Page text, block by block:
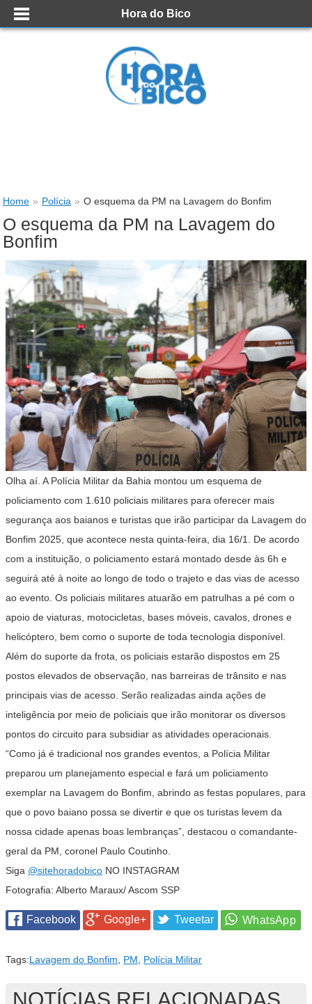
Hora do Bico
Home » Polícia » O esquema da PM na Lavagem do Bonfim
O esquema da PM na Lavagem do
Bonfim
Olha aí. A Polícia Militar da Bahia montou um esquema de
policiamento com 1.610 policiais militares para oferecer mais
segurança aos baianos e turistas que irão participar da Lavagem do
Bonfim 2025, que acontece nesta quinta-feira, dia 16/1. De acordo
com a instituição, o policiamento estará montado desde às 6h e
seguirá até à noite ao longo de todo o trajeto e das vias de acesso
ao evento. Os policiais militares atuarão em patrulhas a pé com o
apoio de viaturas, motocicletas, bases móveis, cavalos, drones e
helicóptero, bem como o suporte de toda tecnologia disponível.
Além do suporte da frota, os policiais estarão dispostos em 25
postos elevados de observação, nas barreiras de trânsito e nas
principais vias de acesso. Serão realizadas ainda ações de
inteligência por meio de policiais que irão monitorar os diversos
pontos do circuito para subsidiar as atividades operacionais.
“Como já é tradicional nos grandes eventos, a Polícia Militar
preparou um planejamento especial e fará um policiamento
exemplar na Lavagem do Bonfim, abrindo as festas populares, para
que o povo baiano possa se divertir e que os turistas levem da
nossa cidade apenas boas lembranças”, destacou o comandante-
geral da PM, coronel Paulo Coutinho.
Siga @sitehoradobico NO INSTAGRAM
Fotografia: Alberto Maraux/ Ascom SSP
Facebook Google+ Tweetar
Tags:Lavagem do Bonfim PM Polícia Militar
NOTÍCIAS RELACIONADAS